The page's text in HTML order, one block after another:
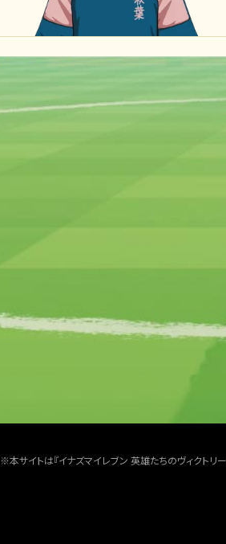
※本サイトは『イナズマイレブン 英雄たちのヴィクトリ